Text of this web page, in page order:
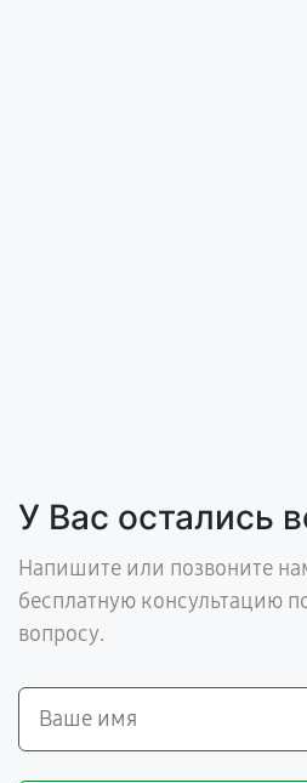
У Вас остались
Напишите или позвоните
бесплатную консультацию
вопросу.